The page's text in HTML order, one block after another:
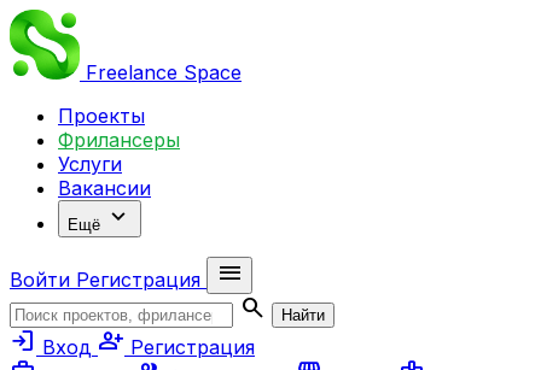
Freelance Space
Проекты
Фрилансеры
Услуги
Вакансии
Ещё expand_more
Войти Регистрация
menu
search
Найти
login Вход person_add Регистрация